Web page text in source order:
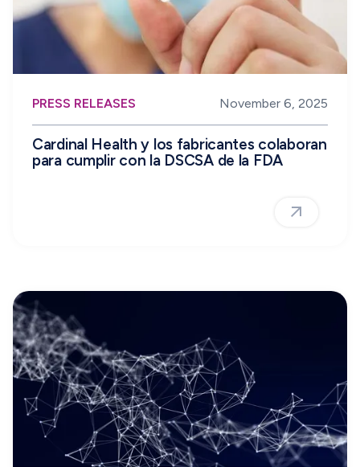
PRESS RELEASES November 6, 2025
Cardinal Health y los fabricantes colaboran
para cumplir con la DSCSA de la FDA